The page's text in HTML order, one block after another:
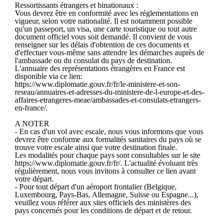
Ressortissants étrangers et binationaux :
Vous devrez être en conformité avec les réglementations en
vigueur, selon votre nationalité. Il est notamment possible
qu'un passeport, un visa, une carte touristique ou tout autre
document officiel vous soit demandé. Il convient de vous
renseigner sur les délais d'obtention de ces documents et
d'effectuer vous-même sans attendre les démarches auprès de
l'ambassade ou du consulat du pays de destination.
L'annuaire des représentations étrangères en France est
disponible via ce lien:
https://www.diplomatie.gouv.fr/fr/le-ministere-et-son-
reseau/annuaires-et-adresses-du-ministere-de-l-europe-et-des-
affaires-etrangeres-meae/ambassades-et-consulats-etrangers-
en-france/.
A NOTER
- En cas d'un vol avec escale, nous vous informons que vous
devrez être conforme aux formalités sanitaires du pays où se
trouve votre escale ainsi que votre destination finale.
Les modalités pour chaque pays sont consultables sur le site
https://www.diplomatie.gouv.fr/fr/. L'actualité évoluant très
régulièrement, nous vous invitons à consulter ce lien avant
votre départ.
- Pour tout départ d'un aéroport frontalier (Belgique,
Luxembourg, Pays-Bas, Allemagne, Suisse ou Espagne...),
veuillez vous référer aux sites officiels des ministères des
pays concernés pour les conditions de départ et de retour.